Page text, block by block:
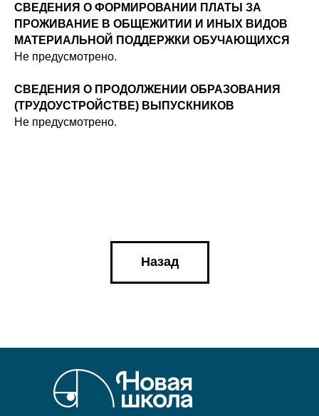
СВЕДЕНИЯ О ФОРМИРОВАНИИ ПЛАТЫ ЗА
ПРОЖИВАНИЕ В ОБЩЕЖИТИИ И ИНЫХ ВИДОВ
МАТЕРИАЛЬНОЙ ПОДДЕРЖКИ ОБУЧАЮЩИХСЯ
Не предусмотрено.
СВЕДЕНИЯ О ПРОДОЛЖЕНИИ ОБРАЗОВАНИЯ
(ТРУДОУСТРОЙСТВЕ) ВЫПУСКНИКОВ
Не предусмотрено.
Назад